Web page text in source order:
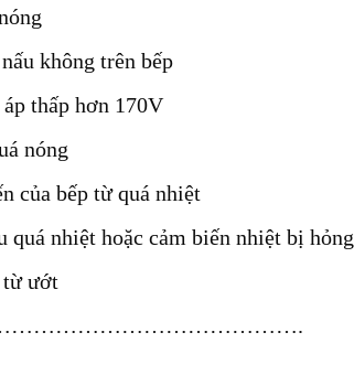
không trên bếp
thấp hơn 170V
nóng
của bếp từ quá nhiệt
quá nhiệt hoặc cảm biến nhiệt bị hỏng
từ ướt